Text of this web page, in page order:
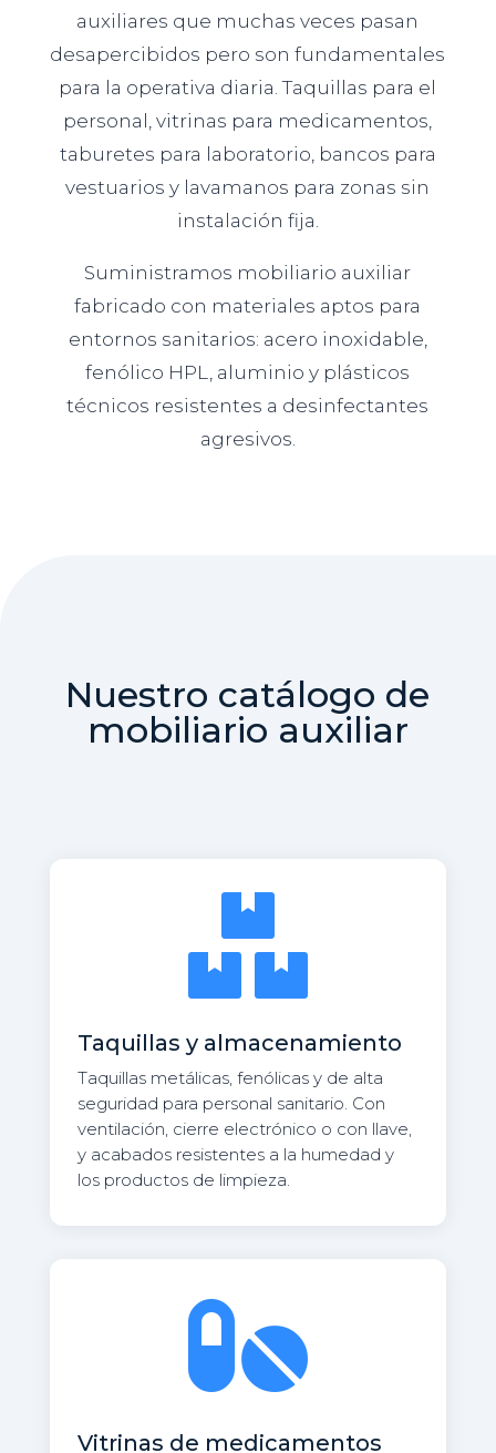
auxiliares que muchas veces pasan
desapercibidos pero son fundamentales
para la operativa diaria. Taquillas para el
personal, vitrinas para medicamentos,
taburetes para laboratorio, bancos para
vestuarios y lavamanos para zonas sin
instalación fija.
Suministramos mobiliario auxiliar
fabricado con materiales aptos para
entornos sanitarios: acero inoxidable,
fenólico HPL, aluminio y plásticos
técnicos resistentes a desinfectantes
agresivos.
Nuestro catálogo de
mobiliario auxiliar

Taquillas y almacenamiento
Taquillas metálicas, fenólicas y de alta
seguridad para personal sanitario. Con
ventilación, cierre electrónico o con llave,
y acabados resistentes a la humedad y
los productos de limpieza.

Vitrinas de medicamentos